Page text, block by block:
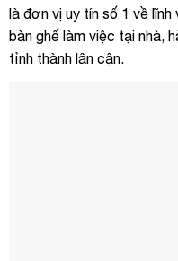
là đơn vị uy tín số 1 về
bàn ghế làm việc tại nhà,
tỉnh thành lân cận.